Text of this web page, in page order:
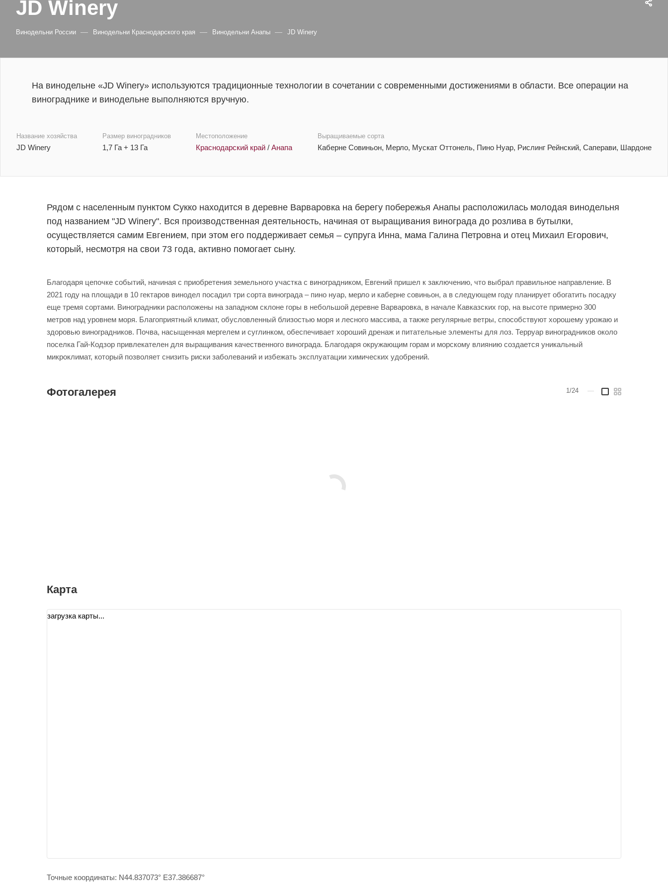
JD Winery
Винодельни России — Винодельни Краснодарского края — Винодельни Анапы — JD Winery
На винодельне «JD Winery» используются традиционные технологии в сочетании с современными достижениями в области. Все операции на
винограднике и винодельне выполняются вручную.
Название хозяйства
JD Winery
Размер виноградников
1,7 Га + 13 Га
Местоположение
Краснодарский край /Анапа
Выращиваемые сорта
Каберне Совиньон, Мерло, Мускат Оттонель, Пино Нуар, Рислинг Рейнский, Саперави, Шардоне
Рядом с населенным пунктом Сукко находится в деревне Варваровка на берегу побережья Анапы расположилась молодая винодельня
под названием "JD Winery". Вся производственная деятельность, начиная от выращивания винограда до розлива в бутылки,
осуществляется самим Евгением, при этом его поддерживает семья – супруга Инна, мама Галина Петровна и отец Михаил Егорович,
который, несмотря на свои 73 года, активно помогает сыну.
Благодаря цепочке событий, начиная с приобретения земельного участка с виноградником, Евгений пришел к заключению, что выбрал правильное направление. В
2021 году на площади в 10 гектаров винодел посадил три сорта винограда – пино нуар, мерло и каберне совиньон, а в следующем году планирует обогатить посадку
еще тремя сортами. Виноградники расположены на западном склоне горы в небольшой деревне Варваровка, в начале Кавказских гор, на высоте примерно 300
метров над уровнем моря. Благоприятный климат, обусловленный близостью моря и лесного массива, а также регулярные ветры, способствуют хорошему урожаю и
здоровью виноградников. Почва, насыщенная мергелем и суглинком, обеспечивает хороший дренаж и питательные элементы для лоз. Терруар виноградников около
поселка Гай-Кодзор привлекателен для выращивания качественного винограда. Благодаря окружающим горам и морскому влиянию создается уникальный
микроклимат, который позволяет снизить риски заболеваний и избежать эксплуатации химических удобрений.
Фотогалерея 1/24 —
Карта
загрузка карты...
Точные координаты: N44.837073° E37.386687°